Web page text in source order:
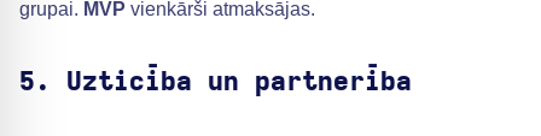
grupai. MVP vienkārši atmaksājas.
5. Uzticība un partnerība